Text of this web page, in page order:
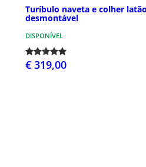
Turíbulo naveta e colher
desmontável
DISPONÍVEL
€ 319,00